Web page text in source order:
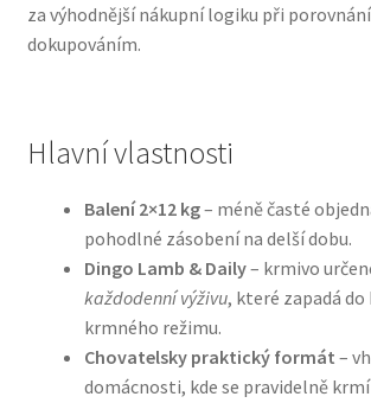
Granule pro psy
Hill’s pro psy
Hračky pro psy
Konzervy a kapsičky pro psy
za výhodnější nákupní logiku při
dokupováním.
Hlavní vlastnosti
Balení 2×12 kg– méně časté
pohodlné zásobení na delší dobu.
Dingo Lamb & Daily– krmivo
každodenní výživu, které zapadá do
krmného režimu.
Chovatelsky praktický formát –
domácnosti, kde se pravidelně